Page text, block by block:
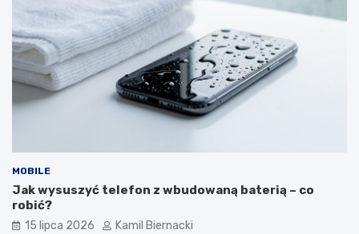
MOBILE
Jak wysuszyć telefon z wbudowaną baterią – co
robić?
15 lipca 2026 Kamil Biernacki